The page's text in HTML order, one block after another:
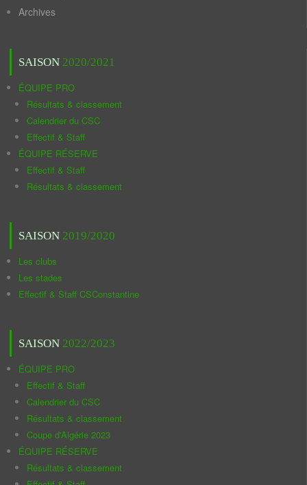
Archives
SAISON 2020/2021
ÉQUIPE PRO
Résultats & classement
Calendrier du CSC
Effectif & Staff
ÉQUIPE RÉSERVE
Effectif & Staff
Résultats & classement
SAISON 2019/2020
Les clubs
Les stades
Effectif & Staff CSConstantine
SAISON 2022/2023
ÉQUIPE PRO
Effectif & Staff
Calendrier du CSC
Résultats & classement
Coupe d'Algérie 2023
ÉQUIPE RÉSERVE
Résultats & classement